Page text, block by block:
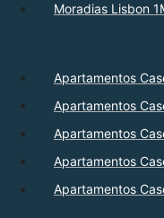
Moradias Lisbon
Apartamentos
Apartamentos
Apartamentos
Apartamentos
Apartamentos